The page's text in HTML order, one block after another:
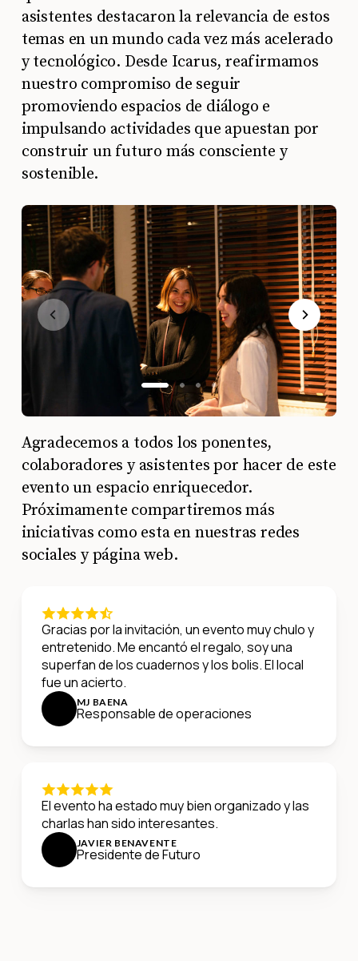
asistentes destacaron la relevancia de estos
temas en un mundo cada vez más acelerado
y tecnológico. Desde Icarus, reafirmamos
nuestro compromiso de seguir
promoviendo espacios de diálogo e
impulsando actividades que apuestan por
construir un futuro más consciente y
sostenible.
Agradecemos a todos los ponentes,
colaboradores y asistentes por hacer de este
evento un espacio enriquecedor.
Próximamente compartiremos más
iniciativas como esta en nuestras redes
sociales y página web.
Gracias por la invitación, un evento muy chulo y
entretenido. Me encantó el regalo, soy una
superfan de los cuadernos y los bolis. El local
fue un acierto.
MJ BAENA
Responsable de operaciones
El evento ha estado muy bien organizado y las
charlas han sido interesantes.
JAVIER BENAVENTE
Presidente de Futuro